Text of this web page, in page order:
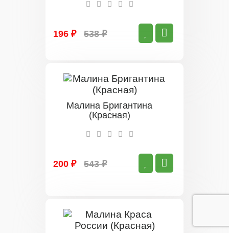
196 ₽ 538 ₽
Малина Бригантина
(Красная)
200 ₽ 543 ₽